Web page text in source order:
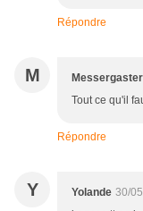
Répondre
M Messergaster
Tout ce qu'il
Répondre
Y Yolande 30/